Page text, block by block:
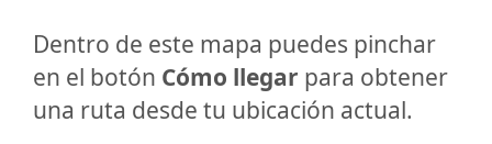
Dentro de este mapa puedes pinchar
en el botón Cómo llegar para obtener
una ruta desde tu ubicación actual.